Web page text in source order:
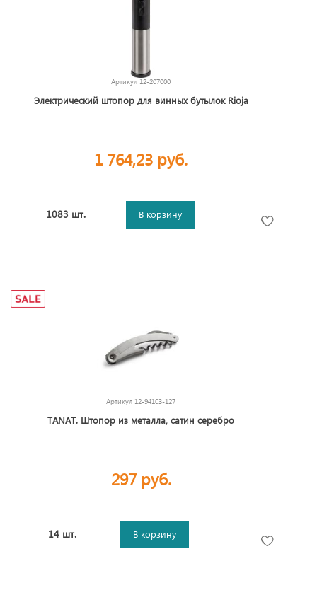
Артикул 12-207000
Электрический штопор для винных бутылок Rioja
1 764,23 руб.
1083 шт. В корзину
Артикул 12-94103-127
TANAT. Штопор из металла, сатин серебро
297 руб.
14 шт. В корзину